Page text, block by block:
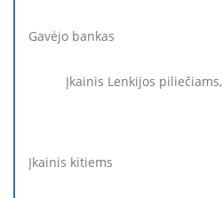
Lenkijos
sąskaitos